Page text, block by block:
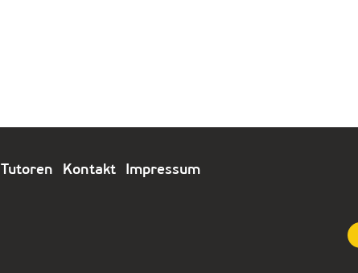
Tutoren Kontakt Impressum